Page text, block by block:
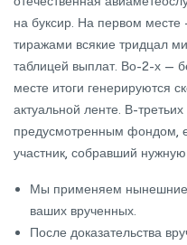
на буксир. На первом месте
тиражами всякие тридцал
таблицей выплат. Во-2-х —
месте итоги генерируются
актуальной ленте. В-
предусмотренным фондом,
участник, собравший
Мы применяем
ваших врученных.
После доказательства